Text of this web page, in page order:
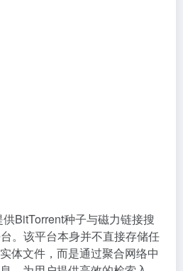
BitTorrent种子与磁力链接搜
。该平台本身并不直接存储任
体文件，而是通过聚合网络中